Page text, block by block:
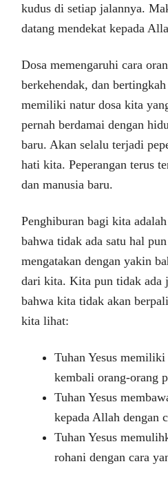
kudus di setiap jalannya.
datang mendekat kepada
Dosa memengaruhi cara
berkehendak, dan
memiliki natur dosa kita
pernah berdamai dengan
baru. Akan selalu terjadi
hati kita. Peperangan terus
dan manusia baru.
Penghiburan bagi kita
bahwa tidak ada satu hal
mengatakan dengan yakin
dari kita. Kita pun tidak ada
bahwa kita tidak akan
kita lihat:
Tuhan Yesus
kembali orang-orang
Tuhan Yesus
kepada Allah dengan
Tuhan Yesus
rohani dengan cara